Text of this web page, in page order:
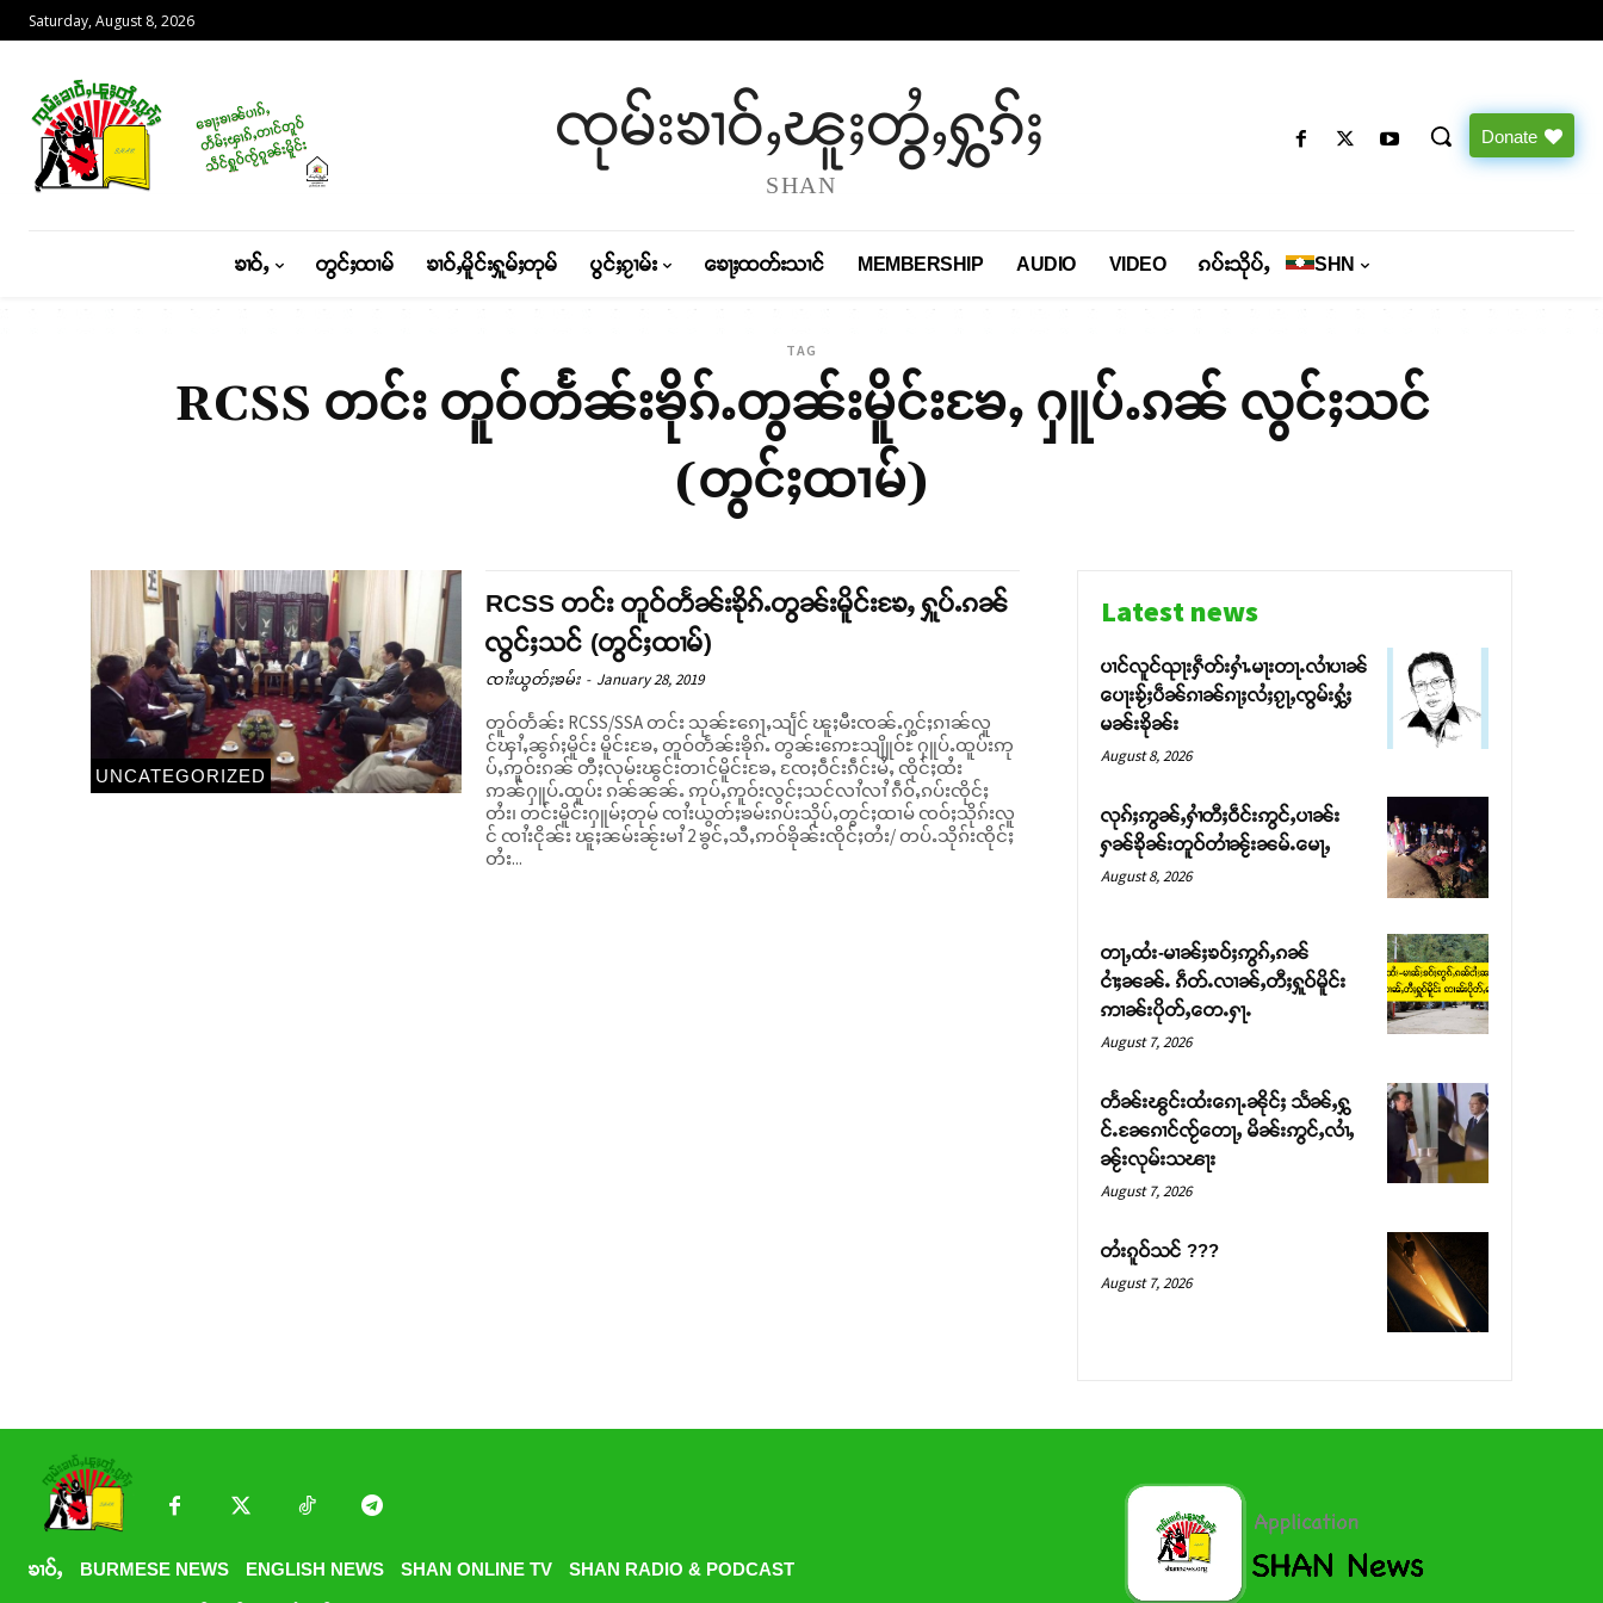
Saturday, August 8, 2026
ၸုမ်းၶၢဝ်ႇၽူႈတွႆႇႁွၵ်ႈ
SHAN
Donate
ၶၢဝ်ႇ တွင်ႈထၢမ် ၶၢဝ်ႇမိူင်းႁူမ်ႈတုမ် ပွင်ႈၵႂၢမ်း ၶေႃႈထတ်းသၢင် MEMBERSHIP AUDIO VIDEO ၵပ်းသိုပ်ႇ SHN
TAG
RCSS တင်း တူဝ်တႅၼ်းၶိုၵ်ႉတွၼ်းမိူင်းၶႄႇ ႁူပ်ႉၵၼ် လွင်ႈသင်
(တွင်ႈထၢမ်)
UNCATEGORIZED
RCSS တင်း တူဝ်တႅၼ်းၶိုၵ်ႉတွၼ်းမိူင်းၶႄႇ ႁူပ်ႉၵၼ်
လွင်ႈသင် (တွင်ႈထၢမ်)
ၸၢႆးယွတ်ႈၶမ်း - January 28, 2019
တူဝ်တႅၼ်း RCSS/SSA တင်း သုၼ်ႊၵေႃႇသျႅင် ၽူႈမီးၸၼ်ႉႁွင်ႈၵၢၼ်လူ
င်ၾၢႆႇၼွၵ်ႈမိူင်း မိူင်းၶႄႇ တူဝ်တႅၼ်းၶိုၵ်ႉ တွၼ်းဢေႊသျိူဝ်ႊ ႁူပ်ႉထူပ်းဢု
ပ်ႇဢူဝ်းၵၼ် တီႈလုမ်းၽွင်းတၢင်မိူင်းၶႄႇ ၸႄႈဝဵင်းၵဵင်းမႆႇ ၸိုင်ႈထႆး
ဢၼ်ႁူပ်ႉထူပ်း ၵၼ်ၼၼ်ႉ ဢုပ်ႇဢူဝ်းလွင်ႈသင်လၢႆလၢႆ ၵဵဝ်ႇၵပ်းၸိုင်ႈ
တႆး၊ တင်းမိူင်းႁူမ်ႈတုမ် ၸၢႆးယွတ်ႈၶမ်းၵပ်းသိုပ်ႇတွင်ႈထၢမ် ၸဝ်ႈသိုၵ်းလူ
င် ၸၢႆးငိုၼ်း ၽူႈၼမ်းၼႂ်းမၢႆ 2 ၶွင်ႇသီႇဢဝ်ၶိုၼ်းၸိုင်ႈတႆး/ တပ်ႉသိုၵ်းၸိုင်ႈ
တႆး...
Latest news
ပၢင်လူင်ၺႃးႁဵတ်းႁၢႆႉမႃးတႃႉလၢႆပၢၼ် ​​
ပေႃးၶႂ်ႈပဵၼ်ၵၢၼ်ၵႃႈလႆႈၵႂႃႇၸွမ်းႁွႆႈ
မၼ်းၶိုၼ်း
August 8, 2026
လုၵ်ႈဢွၼ်ႇႁၢႆတီႈဝဵင်းဢွင်ႇပၢၼ်း
ႁၼ်ၶိုၼ်းတူဝ်တၢႆၼႂ်းၼမ်ႉမေႃႇ
August 8, 2026
တႃႇထႆး-မၢၼ်ႈၶဝ်ႈဢွၵ်ႇၵၼ်
ငၢႆႈၼၼ်ႉ ၵဵတ်ႉလၢၼ်ႇတီႈႁူဝ်မိူင်း
ဢၢၼ်းပိုတ်ႇတေႉႁႃႉ
August 7, 2026
တႅၼ်းၽွင်းထႆးၵေႃႉၼိုင်ႈ သႅၼ်ႇႁွ
င်ႉၼႄၵၢင်ၸႂ်တေႃႇ မိၼ်းဢွင်ႇလၢႆႇ
ၼႂ်းလုမ်းသၽႃး
August 7, 2026
တႆးၵူဝ်သင် ???
August 7, 2026
ၶၢဝ်ႇ BURMESE NEWS ENGLISH NEWS SHAN ONLINE TV SHAN RADIO & PODCAST